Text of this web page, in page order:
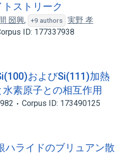
ストリーク
圀興, +9 authors
実野 孝
ID: 177337938
およびSi(111)加熱
素原子との相互作用
Corpus ID: 173490125
ハライドのブリュアン散